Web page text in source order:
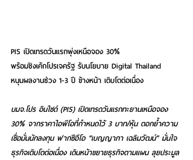
PIS เปิดเทรดวันแรกพุ่งเหนือจอง 30%
พร้อมชิงเค้กโปรเจครัฐ รับนโยบาย Digital Thailand
หนุนผลงานช่วง 1-3 ปี ข้างหน้า เติบโตต่อเนื่อง
บมจ.โปร อินไซด์ (PIS) เปิดเทรดวันแรกทะยานเหนือจอง
30% จากราคาไอพีโอที่กำหนดไว้ 3 บาท/หุ้น ตอกย้ำความ
เชื่อมั่นนักลงทุน ฟากซีอีโอ “เบญญาภา เฉลิมวัฒน์” มั่นใจ
ธุรกิจเติบโตต่อเนื่อง เดินหน้าขยายธุรกิจตามแผน ลุยประมูล